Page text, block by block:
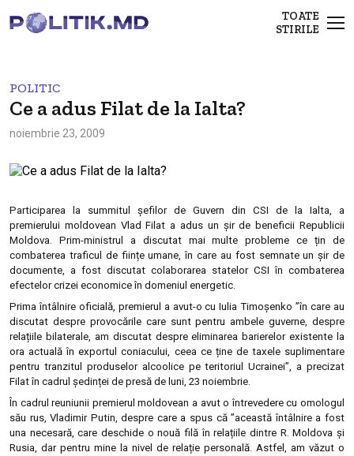
TOATE
STIRILE
POLITIC
Ce a adus Filat de la Ialta?
noiembrie 23, 2009
Participarea la summitul şefilor de Guvern din CSI de la Ialta, a
premierului moldovean Vlad Filat a adus un șir de beneficii Republicii
Moldova. Prim-ministrul a discutat mai multe probleme ce țin de
combaterea traficul de ființe umane, în care au fost semnate un șir de
documente, a fost discutat colaborarea statelor CSI în combaterea
efectelor crizei economice în domeniul energetic.
Prima întâlnire oficială, premierul a avut-o cu Iulia Timoșenko ”în care au
discutat despre provocările care sunt pentru ambele guverne, despre
relațiile bilaterale, am discutat despre eliminarea barierelor existente la
ora actuală în exportul coniacului, ceea ce ține de taxele suplimentare
pentru tranzitul produselor alcoolice pe teritoriul Ucrainei”, a precizat
Filat în cadrul ședinței de presă de luni, 23 noiembrie.
În cadrul reuniunii premierul moldovean a avut o întrevedere cu omologul
său rus, Vladimir Putin, despre care a spus că ”această întâlnire a fost
una necesară, care deschide o nouă filă în relațiile dintre R. Moldova și
Rusia, dar pentru mine la nivel de relație personală. Astfel, am văzut o